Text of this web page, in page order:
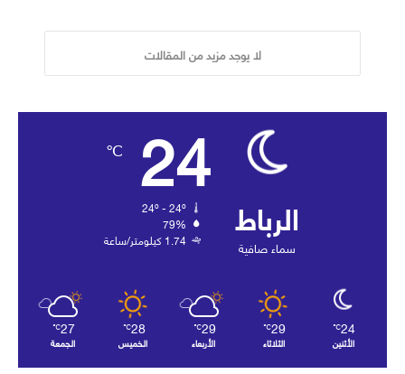
لا يوجد مزيد من المقالات
الرباط
سماء صافية
24
℃
79%
1.74 كيلومتر/ساعة
24
℃
الأثنين
29
℃
الثلاثاء
29
℃
الأربعاء
28
℃
الخميس
27
℃
الجمعة